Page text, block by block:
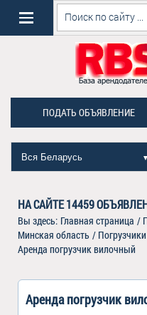
ПОДАТЬ ОБЪЯВЛЕНИЕ
Вся Беларусь ▼
НА САЙТЕ14459
Вы здесь: Главная страница /
Минская область /
Аренда погрузчик вилочный
Аренда погрузчик